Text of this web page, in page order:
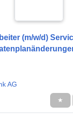
(m/w/d)
AG
★